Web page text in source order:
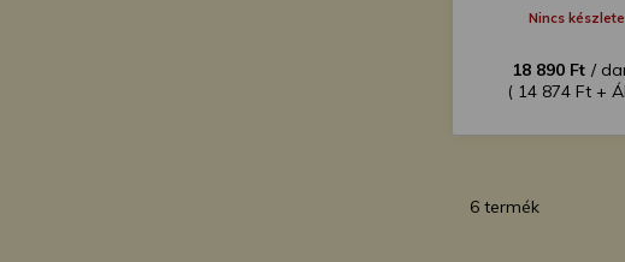
Nincs
18 890 Ft /
( 14 874 Ft +
6 termék